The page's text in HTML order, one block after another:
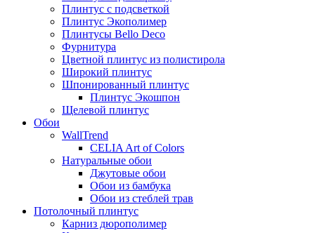
Плинтус с подсветкой
Плинтус Экополимер
Плинтусы Bello Deco
Фурнитура
Цветной плинтус из полистирола
Широкий плинтус
Шпонированный плинтус
Плинтус Экошпон
Щелевой плинтус
Обои
WallTrend
CELIA Art of Colors
Натуральные обои
Джутовые обои
Обои из бамбука
Обои из стеблей трав
Потолочный плинтус
Карниз дюрополимер